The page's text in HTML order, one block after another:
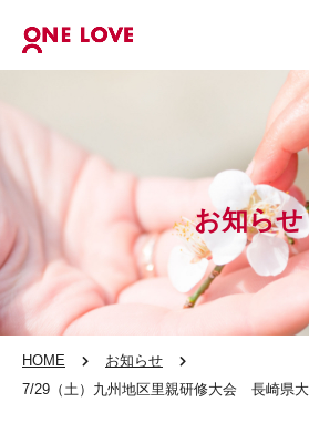
お知らせ
HOME
お知らせ
7/29（土）九州地区里親研修大会 長崎県